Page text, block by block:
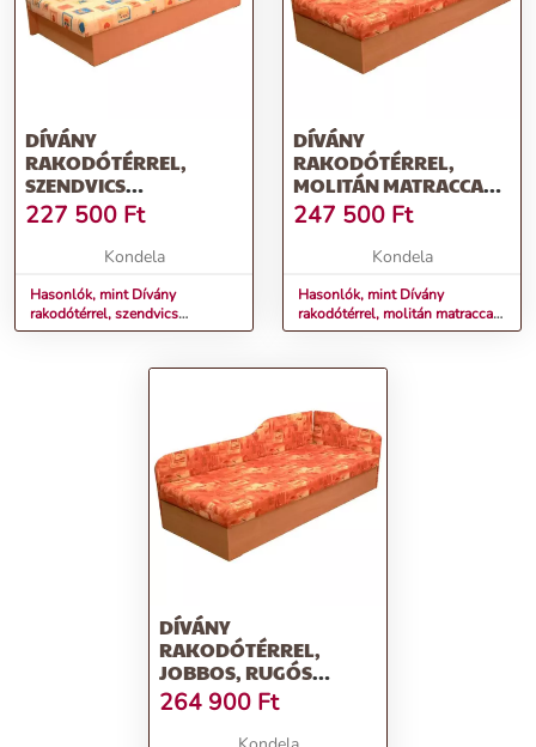
DÍVÁNY
RAKODÓTÉRREL,
SZENDVICS
MATRACCAL, 90X195,
EDVIN 03
227 500 Ft
Kondela
Hasonlók, mint Dívány
rakodótérrel, szendvics
matraccal, 90x195, EDVIN 03
DÍVÁNY
RAKODÓTÉRREL,
MOLITÁN MATRACCAL,
90X200, EDVIN 4.2
247 500 Ft
Kondela
Hasonlók, mint Dívány
rakodótérrel, molitán matraccal,
90x200, EDVIN 4.2
DÍVÁNY
RAKODÓTÉRREL,
JOBBOS, RUGÓS
MATRACCAL, 90X200,
EDVIN 4.2
264 900 Ft